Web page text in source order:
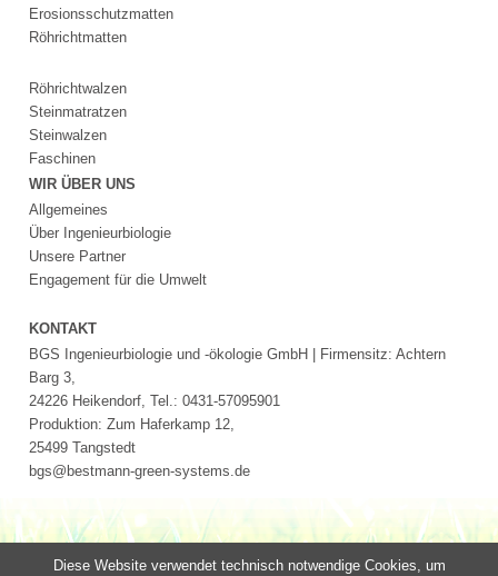
Erosionsschutzmatten
Röhrichtmatten
Röhrichtwalzen
Steinmatratzen
Steinwalzen
Faschinen
WIR ÜBER UNS
Allgemeines
Über Ingenieurbiologie
Unsere Partner
Engagement für die Umwelt
KONTAKT
BGS Ingenieurbiologie und -ökologie GmbH | Firmensitz: Achtern
Barg 3,
24226 Heikendorf, Tel.: 0431-57095901
Produktion: Zum Haferkamp 12,
25499 Tangstedt
bgs@bestmann-green-systems.de
Diese Website verwendet technisch notwendige Cookies, um